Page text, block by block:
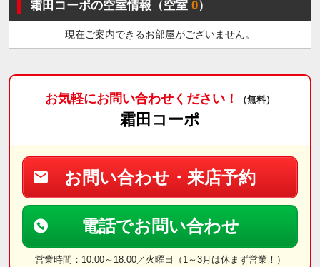
霜田コーポの空室情報（空室0）
現在ご案内できるお部屋がございません。
お気軽にお問い合わせください！ （無料）
霜田コーポ
お問い合わせ・来店予約
電話でお問い合わせ
営業時間：10:00～18:00／火曜日（1～3月は休まず営業！）